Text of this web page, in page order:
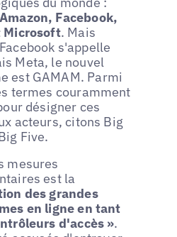
Facebook,
Microsoft. Mais
s'appelle
Meta, le nouvel
est GAMAM. Parmi
termes couramment
désigner ces
acteurs, citons Big
Five.
mesures
est la
des grandes
en ligne en tant
d'accès ».